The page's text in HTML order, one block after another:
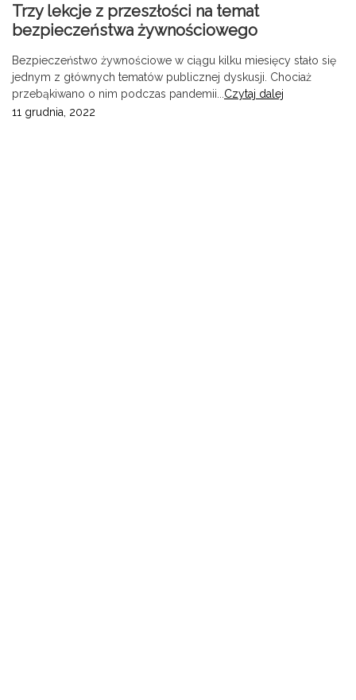
Trzy lekcje z przeszłości na temat
bezpieczeństwa żywnościowego
Bezpieczeństwo żywnościowe w ciągu kilku miesięcy stało się
jednym z głównych tematów publicznej dyskusji. Chociaż
przebąkiwano o nim podczas pandemii... Czytaj dalej
11 grudnia, 2022